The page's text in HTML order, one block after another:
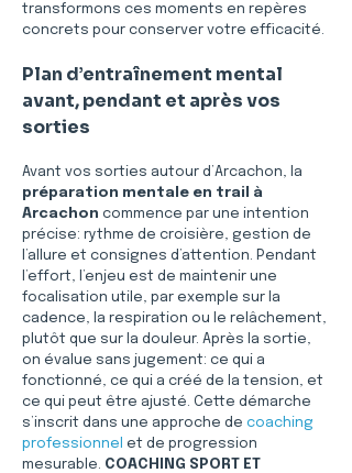
transformons ces moments en repères
concrets pour conserver votre efficacité.
Plan d’entraînement mental
avant, pendant et après vos
sorties
Avant vos sorties autour d’Arcachon, la
préparation mentale en trail à
Arcachon commence par une intention
précise: rythme de croisière, gestion de
l’allure et consignes d’attention. Pendant
l’effort, l’enjeu est de maintenir une
focalisation utile, par exemple sur la
cadence, la respiration ou le relâchement,
plutôt que sur la douleur. Après la sortie,
on évalue sans jugement: ce qui a
fonctionné, ce qui a créé de la tension, et
ce qui peut être ajusté. Cette démarche
s’inscrit dans une approche de coaching
professionnel
et de progression
mesurable. COACHING SPORT ET